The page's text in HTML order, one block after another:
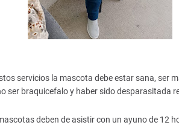
servicios la mascota debe estar sana, ser
ser braquicefalo y haber sido desparasitada
deben de asistir con un ayuno de 12